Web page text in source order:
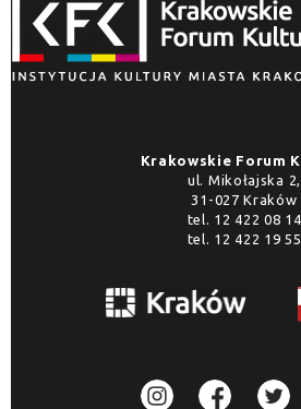
Krakowskie Forum
ul. Mikołajska 2,
31-027 Kraków
tel. 12 422 08 14
tel. 12 422 19 55